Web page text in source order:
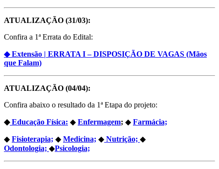
ATUALIZAÇÃO (31/03):
Confira a 1ª Errata do Edital:
◆ Extensão | ERRATA I – DISPOSIÇÃO DE VAGAS (Mãos
que Falam)
ATUALIZAÇÃO (04/04):
Confira abaixo o resultado da 1ª Etapa do projeto:
◆Educação Física: ◆ Enfermagem; ◆ Farmácia;
◆ Fisioterapia; ◆ Medicina; ◆ Nutrição; ◆
Odontologia; ◆Psicologia;